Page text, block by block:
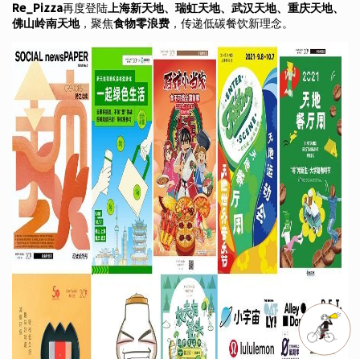
Re_Pizza再度登陆上海新天地、瑞虹天地、武汉天地、重庆天地、
佛山岭南天地，聚焦食物零浪费 ，传递低碳餐饮新理念。